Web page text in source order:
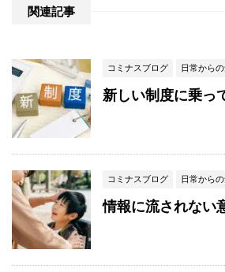
関連記事
コミナスブログ 日常から
新しい制度に乗っ
コミナスブログ 日常から
情報に流されない